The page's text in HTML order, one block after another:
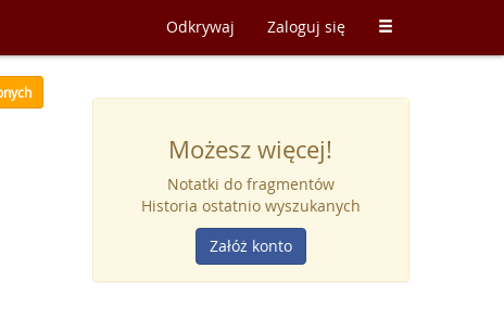
Odkrywaj Zaloguj się
Możesz więcej!
Notatki do fragmentów
Historia ostatnio wyszukanych
Załóż konto